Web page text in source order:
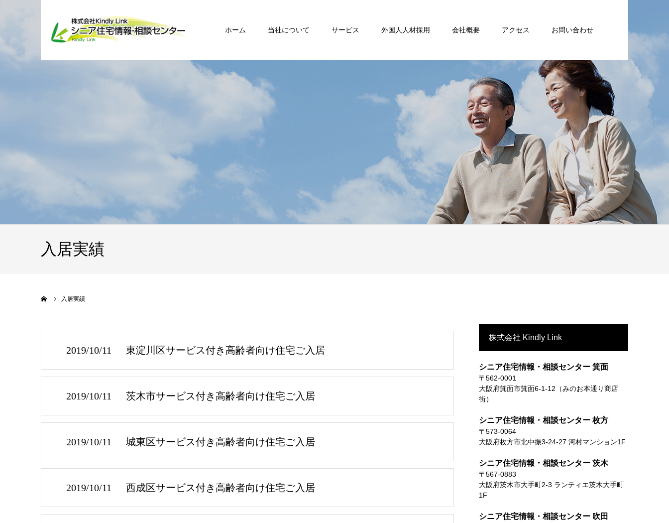
ホーム 当社について サービス 外国人人材採用 会社概要 アクセス お問い合わせ
入居実績
入居実績
2019/10/11 東淀川区サービス付き高齢者向け住宅ご入居
2019/10/11 茨木市サービス付き高齢者向け住宅ご入居
2019/10/11 城東区サービス付き高齢者向け住宅ご入居
2019/10/11 西成区サービス付き高齢者向け住宅ご入居
株式会社 Kindly Link
シニア住宅情報・相談センター 箕面
〒562-0001
大阪府箕面市箕面6-1-12（みのお本通り商店
街）
シニア住宅情報・相談センター 枚方
〒573-0064
大阪府枚方市北中振3-24-27 河村マンション1F
シニア住宅情報・相談センター 茨木
〒567-0883
大阪府茨木市大手町2-3 ランティエ茨木大手町
1F
シニア住宅情報・相談センター 吹田